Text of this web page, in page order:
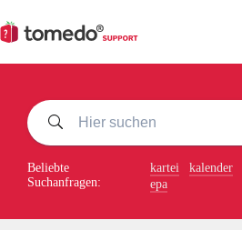
Inhalt
springen
Beliebte
Suchanfragen:
kartei kalender
epa